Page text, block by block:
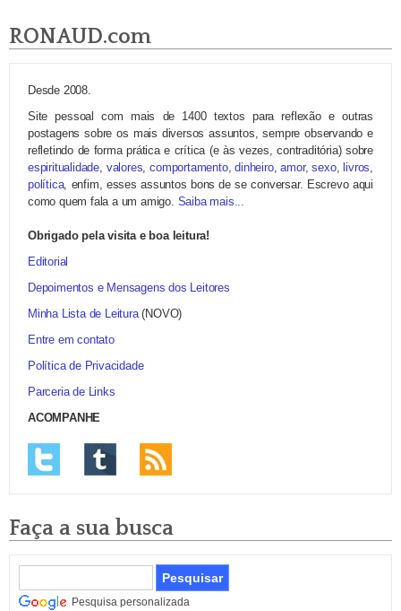
RONAUD.com
Desde 2008.
Site pessoal com mais de 1400 textos para reflexão e outras
postagens sobre os mais diversos assuntos, sempre observando e
refletindo de forma prática e crítica (e às vezes, contraditória) sobre
espiritualidade, valores,comportamento,dinheiro,amor,sexo, livros,
política, enfim, esses assuntos bons de se conversar. Escrevo aqui
como quem fala a um amigo. Saiba mais...
Obrigado pela visita e boa leitura!
Editorial
Depoimentos e Mensagens dos Leitores
Minha Lista de Leitura(NOVO)
Entre em contato
Política de Privacidade
Parceria de Links
ACOMPANHE
Faça a sua busca
Pesquisa personalizada